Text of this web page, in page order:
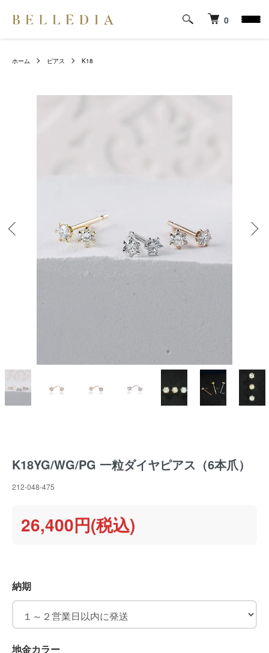
0
ホーム ピアス K18
K18YG/WG/PG 一粒ダイヤピアス（6本爪）
212-048-475
26,400円(税込)
納期
地金カラー